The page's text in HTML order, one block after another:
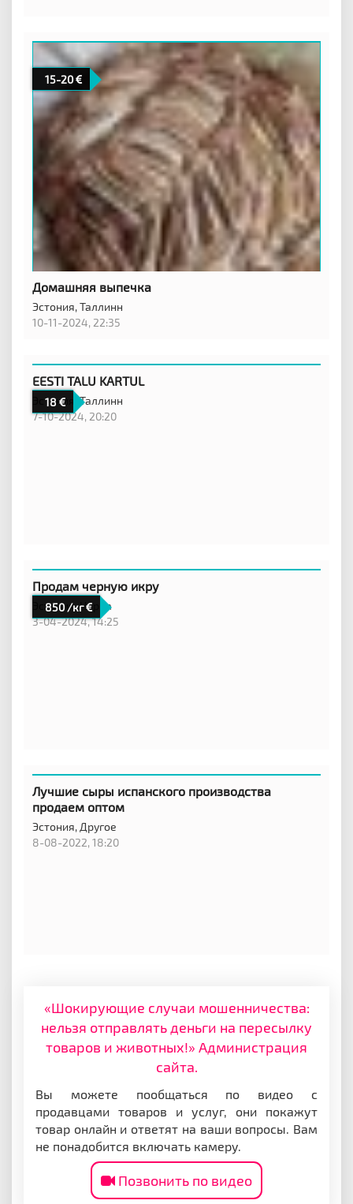
15-20
Домашняя выпечка
Эстония,Таллинн
10-11-2024, 22:35
18
EESTI TALU KARTUL
Эстония,Таллинн
7-10-2024, 20:20
850 /кг
Продам черную икру
Эстония,Нарва
3-04-2024, 14:25
Лучшие сыры испанского производства
продаем оптом
Эстония, Другое
8-08-2022, 18:20
«Шокирующие случаи мошенничества:
нельзя отправлять деньги на пересылку
товаров и животных!» Администрация
сайта.
Вы можете пообщаться по видео с
продавцами товаров и услуг, они покажут
товар онлайн и ответят на ваши вопросы. Вам
не понадобится включать камеру.
Позвонить по видео